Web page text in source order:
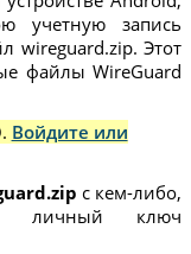
учетную запись
wireguard.zip. Этот
файлы WireGuard
Войдите или
с кем-либо,
личный ключ